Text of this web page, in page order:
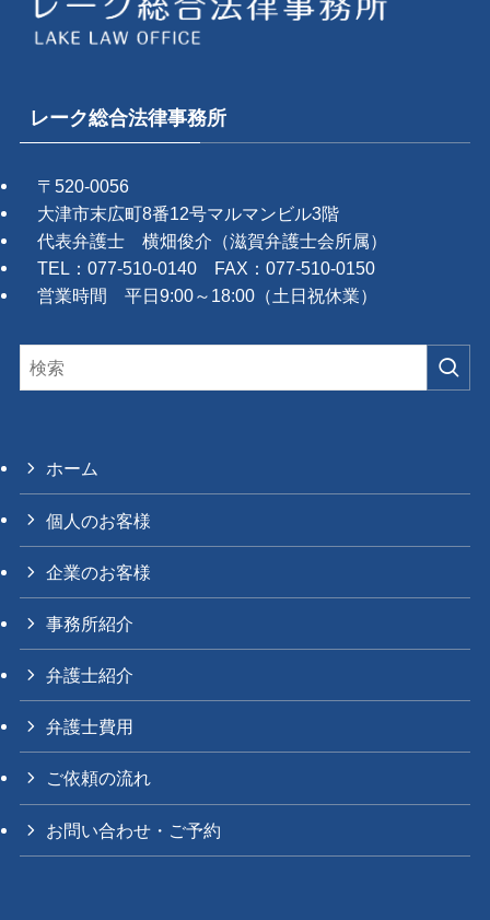
レーク総合法律事務所
〒520-0056
大津市末広町8番12号マルマンビル3階
代表弁護士 横畑俊介（滋賀弁護士会所属）
TEL：077-510-0140 FAX：077-510-0150
営業時間 平日9:00～18:00（土日祝休業）
ホーム
個人のお客様
企業のお客様
事務所紹介
弁護士紹介
弁護士費用
ご依頼の流れ
お問い合わせ・ご予約